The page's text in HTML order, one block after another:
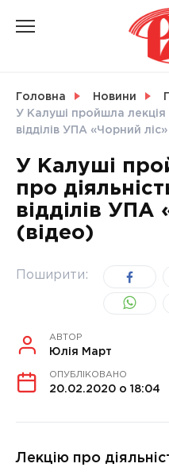
СВІТ
УКРАЇНА
Головна Новини
У Калуші пройшла лекція
відділів УПА «Чорний
У Калуші
про
відділів УПА
(відео)
Поширити:
АВТОР
Юлія Март
ОПУБЛІКОВАНО
20.02.2020 о 18:04
Лекцію про